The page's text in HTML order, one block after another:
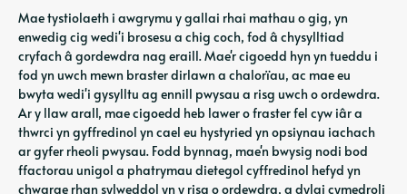
Mae tystiolaeth i awgrymu y gallai rhai mathau o gig, yn
enwedig cig wedi'i brosesu a chig coch, fod â chysylltiad
cryfach â gordewdra nag eraill. Mae'r cigoedd hyn yn tueddu i
fod yn uwch mewn braster dirlawn a chalorïau, ac mae eu
bwyta wedi'i gysylltu ag ennill pwysau a risg uwch o ordewdra.
Ar y llaw arall, mae cigoedd heb lawer o fraster fel cyw iâr a
thwrci yn gyffredinol yn cael eu hystyried yn opsiynau iachach
ar gyfer rheoli pwysau. Fodd bynnag, mae'n bwysig nodi bod
ffactorau unigol a phatrymau dietegol cyffredinol hefyd yn
chwarae rhan sylweddol yn y risg o ordewdra, a dylai cymedroli